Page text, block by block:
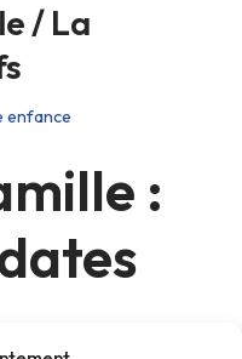
/ La
enfance
: